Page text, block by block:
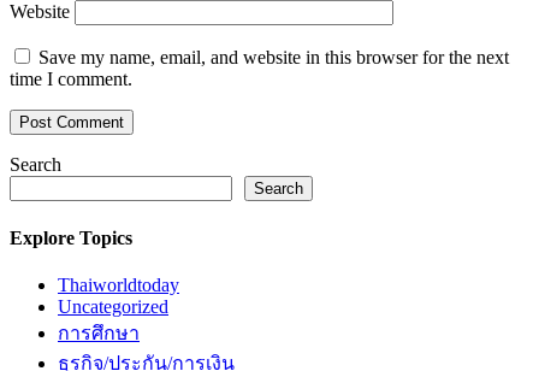
Website
Save my name, email, and website in this browser for the next
time I comment.
Search
Search
Explore Topics
Thaiworldtoday
Uncategorized
การศึกษา
ธุรกิจ/ประกัน/การเงิน